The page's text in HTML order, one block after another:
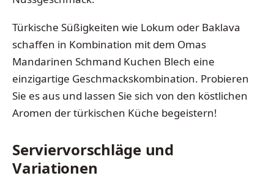
Türkische Süßigkeiten wie Lokum oder Baklava
schaffen in Kombination mit dem Omas
Mandarinen Schmand Kuchen Blech eine
einzigartige Geschmackskombination. Probieren
Sie es aus und lassen Sie sich von den köstlichen
Aromen der türkischen Küche begeistern!
Serviervorschläge und
Variationen